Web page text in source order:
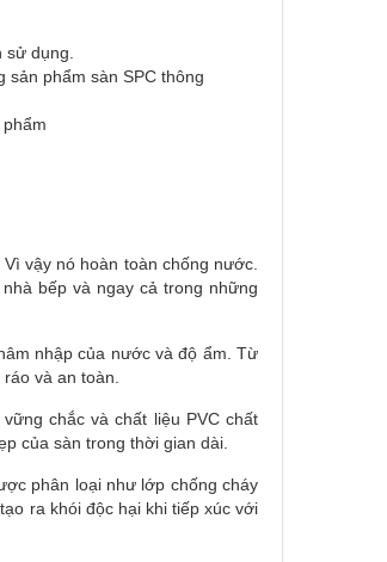
dụng.
phẩm sàn SPC thông
vậy nó hoàn toàn chống nước.
bếp và ngay cả trong những
nhập của nước và độ ẩm. Từ
và an toàn.
chắc và chất liệu PVC chất
của sàn trong thời gian dài.
phân loại như lớp chống cháy
ra khói độc hại khi tiếp xúc với